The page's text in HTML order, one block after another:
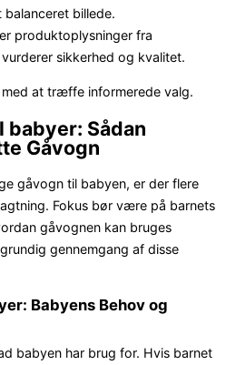
billede.
produktoplysninger fra
sikkerhed og kvalitet.
at træffe informerede valg.
babyer: Sådan
Gåvogn
gåvogn til babyen, er der flere
Fokus bør være på barnets
gåvognen kan bruges
gennemgang af disse
Babyens Behov og
babyen har brug for. Hvis barnet